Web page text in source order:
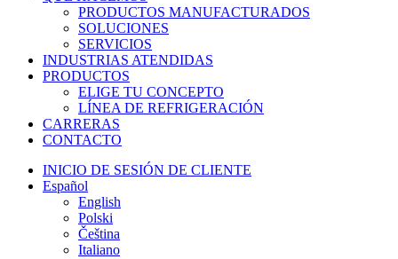
PRODUCTOS MANUFACTURADOS
SOLUCIONES
SERVICIOS
INDUSTRIAS ATENDIDAS
PRODUCTOS
ELIGE TU CONCEPTO
LÍNEA DE REFRIGERACIÓN
CARRERAS
CONTACTO
INICIO DE SESIÓN DE CLIENTE
Español
English
Polski
Čeština
Italiano